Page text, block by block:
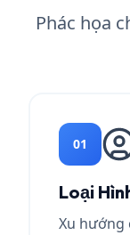
Phác họa
01
Loại
Xu hướng